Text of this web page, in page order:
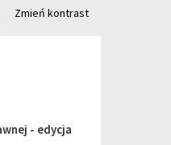
Zmień kontrast
- edycja